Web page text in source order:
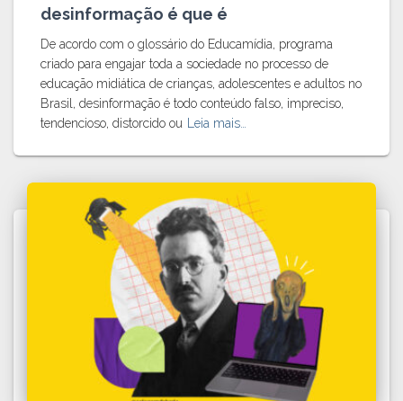
desinformação é que é
De acordo com o glossário do Educamídia, programa
criado para engajar toda a sociedade no processo de
educação midiática de crianças, adolescentes e adultos no
Brasil, desinformação é todo conteúdo falso, impreciso,
tendencioso, distorcido ou Leia mais…